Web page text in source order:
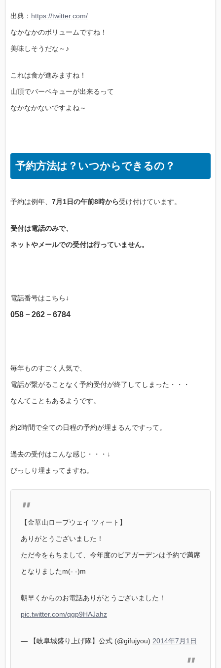
出典： https://twitter.com/
なかなかのボリュームですね！
美味しそうだな～♪
これは食が進みますね！
山頂でバーベキューが出来るって
なかなかないですよね～
予約方法は？いつからできるの？
予約は例年、 7月1日の午前8時から受け付けています。
受付は電話のみで、
ネットやメールでの受付は行っていません。
電話番号はこちら↓
058－262－6784
毎年ものすごく人気で、
電話が繋がることなく予約受付が終了してしまった・・・
なんてこともあるようです。
約2時間で全ての日程の予約が埋まるんですって。
過去の受付はこんな感じ・・・↓
びっしり埋まってますね。
【金華山ロープウェイ ツィート】
ありがとうございました！
ただ今をもちまして、今年度のビアガーデンは予約で満席
となりましたm(- -)m
朝早くからのお電話ありがとうございました！
pic.twitter.com/qgp9HAJahz
— 【岐阜城盛り上げ隊】公式 (@gifujyou) 2014年7月1日